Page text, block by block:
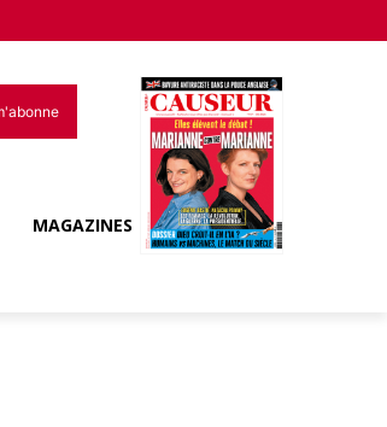
MAGAZINES